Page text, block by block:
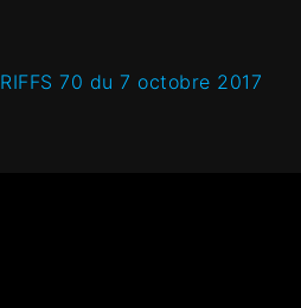
RIFFS 70 du 7 octobre 2017